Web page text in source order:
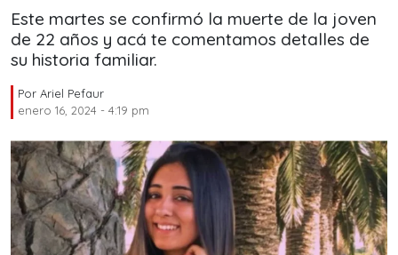
Este martes se confirmó la muerte de la joven
de 22 años y acá te comentamos detalles de
su historia familiar.
Por Ariel Pefaur
enero 16, 2024 - 4:19 pm